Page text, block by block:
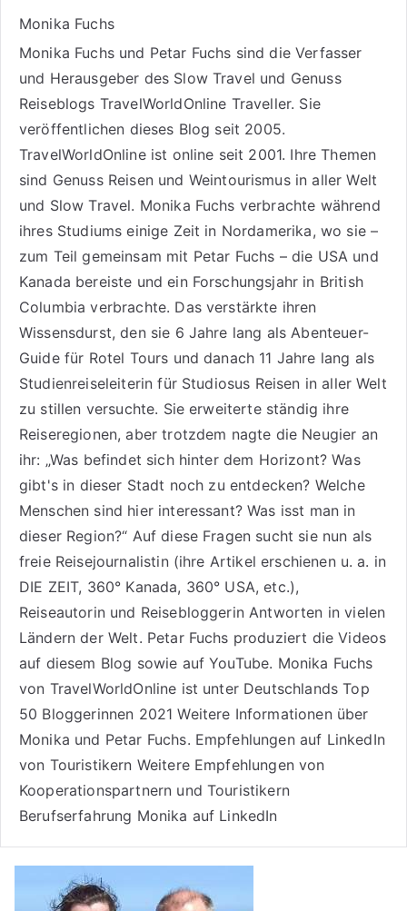
Monika Fuchs
Monika Fuchs und Petar Fuchs sind die Verfasser
und Herausgeber des Slow Travel und Genuss
Reiseblogs TravelWorldOnline Traveller. Sie
veröffentlichen dieses Blog seit 2005.
TravelWorldOnline ist online seit 2001. Ihre Themen
sind Genuss Reisenund Weintourismusin aller Welt
und Slow Travel. Monika Fuchs verbrachte während
ihres Studiums einige Zeit in Nordamerika, wo sie –
zum Teil gemeinsam mit Petar Fuchs – die USA und
Kanada bereiste und ein Forschungsjahr in British
Columbia verbrachte. Das verstärkte ihren
Wissensdurst, den sie 6 Jahre lang alsAbenteuer-
Guide für Rotel Tours und danach 11 Jahre lang als
Studienreiseleiterin für Studiosus Reisen in aller Welt
zu stillen versuchte. Sie erweiterte ständig ihre
Reiseregionen, aber trotzdem nagte die Neugier an
ihr: „Was befindet sich hinter dem Horizont? Was
gibt's in dieser Stadt noch zu entdecken? Welche
Menschen sind hier interessant? Was isst man in
dieser Region?“ Auf diese Fragen sucht sie nun als
freie Reisejournalistin (ihre Artikel erschienen u. a. in
DIE ZEIT, 360° Kanada, 360° USA, etc.),
Reiseautorinund Reisebloggerin Antworten in vielen
Ländern der Welt. Petar Fuchs produziert die Videos
auf diesem Blog sowie aufYouTube. Monika Fuchs
von TravelWorldOnline ist unter Deutschlands Top
50 Bloggerinnen 2021 Weitere Informationen über
Monika und Petar Fuchs. Empfehlungen auf LinkedIn
von Touristikern Weitere Empfehlungen von
Kooperationspartnern und Touristikern
Berufserfahrung Monika auf LinkedIn